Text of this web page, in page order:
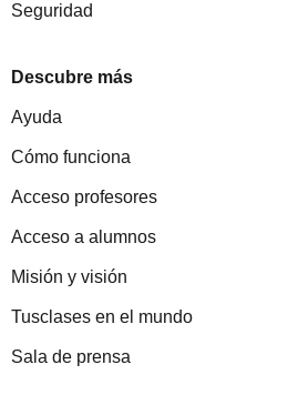
Seguridad
Descubre más
Ayuda
Cómo funciona
Acceso profesores
Acceso a alumnos
Misión y visión
Tusclases en el mundo
Sala de prensa